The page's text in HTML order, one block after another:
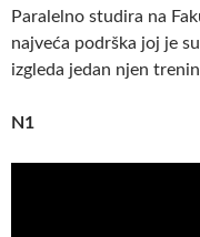
Paralelno studira na
najveća podrška joj je
izgleda jedan njen
N1